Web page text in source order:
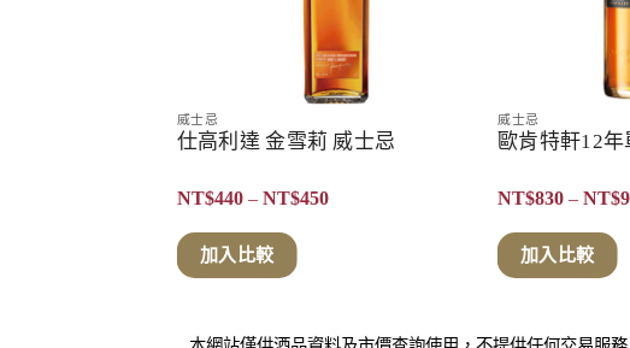
威士忌
仕高利達 金雪莉 威士忌
NT$440 – NT$450價
加入比較
威士忌
歐肯特軒12
NT$830 – NT$
加入比較